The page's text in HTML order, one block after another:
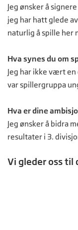
Jeg ønsker å
jeg har hatt glede
naturlig å spille her
Hva synes du om
Jeg har ikke vært
var spillergruppa
Hva er dine
Jeg ønsker å bidra
resultater i 3.
Vi gleder oss til